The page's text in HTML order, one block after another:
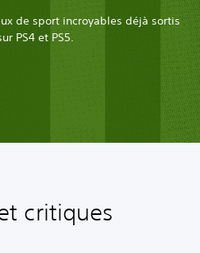
de sport incroyables déjà sortis
PS4 et PS5.
critiques